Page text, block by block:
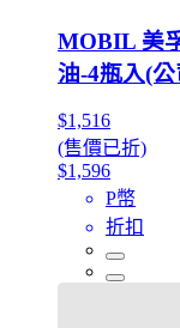
MOBIL 美
油-4瓶入(
$1,516
(售價已折)
$1,596
P幣
折扣